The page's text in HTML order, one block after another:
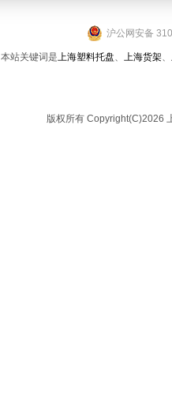
本站关键词是上海塑料托盘、 上海货架、
版权所有 Copyright(C)2026
沪公网安备